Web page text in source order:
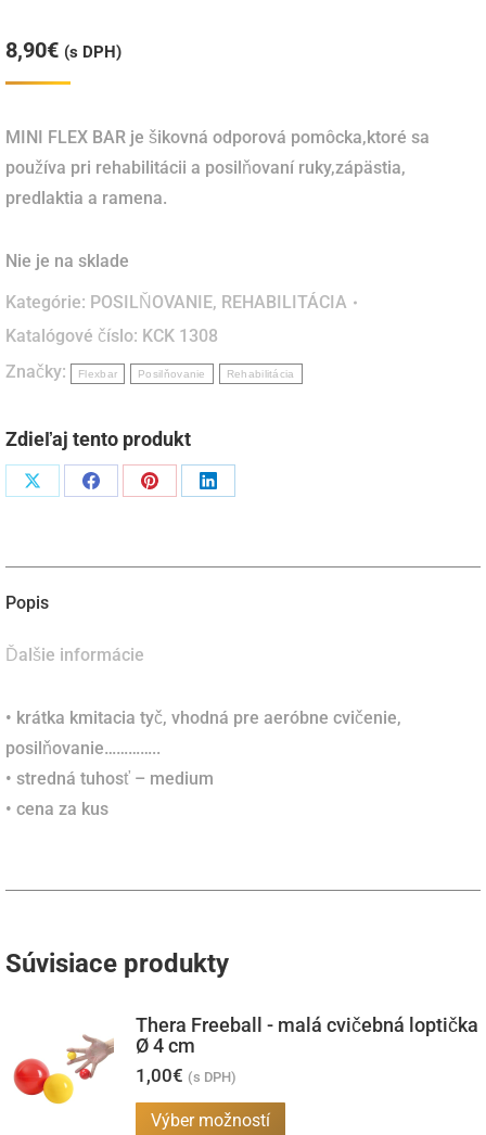
8,90€ (s DPH)
MINI FLEX BAR je šikovná odporová pomôcka,ktoré sa
používa pri rehabilitácii a posilňovaní ruky,zápästia,
predlaktia a ramena.
Nie je na sklade
Kategórie: POSILŇOVANIE, REHABILITÁCIA
Katalógové číslo: KCK 1308
Značky:
Flexbar Posilňovanie Rehabilitácia
Zdieľaj tento produkt
Podiel Podiel Podiel Podiel
Popis
Ďalšie informácie
• krátka kmitacia tyč, vhodná pre aeróbne cvičenie,
posilňovanie…………..
• stredná tuhosť – medium
• cena za kus
Súvisiace produkty
Thera Freeball - malá cvičebná loptička
Ø 4 cm
1,00€ (s DPH)
Výber možností